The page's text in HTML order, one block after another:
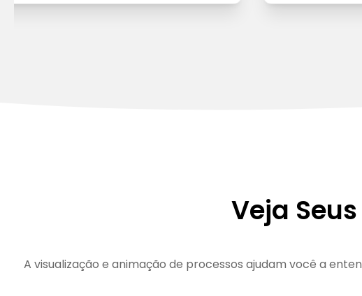
Veja
A visualização e animação de processos ajudam você a